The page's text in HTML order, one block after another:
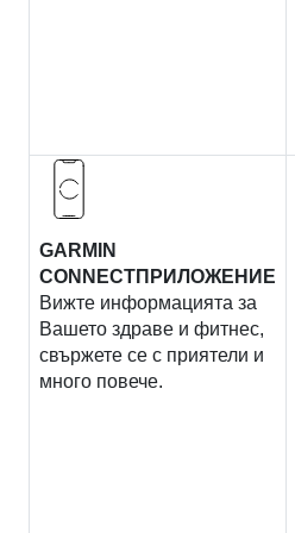
GARMIN
CONNECTПРИЛОЖЕНИЕ
Вижте информацията за
Вашето здраве и фитнес,
свържете се с приятели и
много повече.